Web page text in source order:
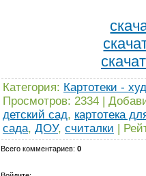
Категория: Картотеки -
Просмотров: 2334
детский сад, картотека
сада, ДОУ, считалки
Всего комментариев: 0